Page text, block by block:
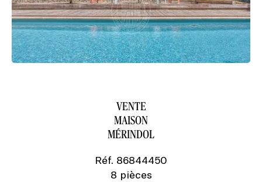
VENTE
MAISON
MÉRINDOL
Réf. 86844450
8 pièces